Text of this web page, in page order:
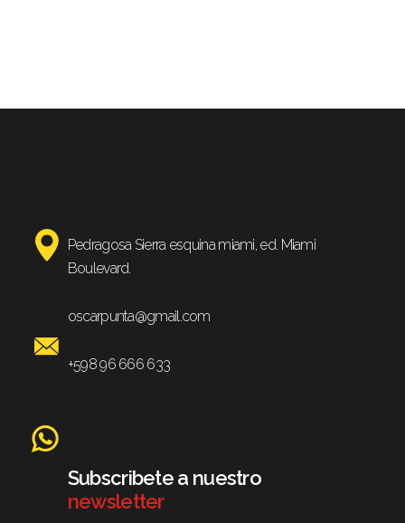
Pedragosa Sierra esquina miami, ed. Miami
Boulevard.
oscarpunta@gmail.com
+598 96 666 633
Subscribete a nuestro
newsletter